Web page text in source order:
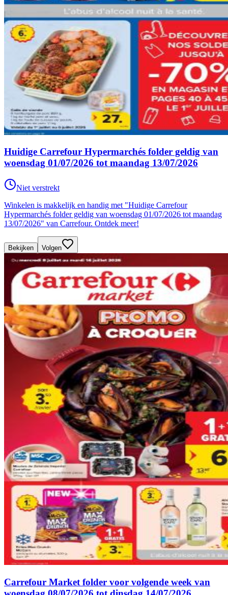
Huidige Carrefour Hypermarchés folder geldig van
woensdag 01/07/2026 tot maandag 13/07/2026
Niet verstrekt
Winkelen is makkelijk en handig met "Huidige Carrefour
Hypermarchés folder geldig van woensdag 01/07/2026 tot maandag
13/07/2026" van Carrefour. Ontdek meer!
Bekijken Volgen
Carrefour Market folder voor volgende week van